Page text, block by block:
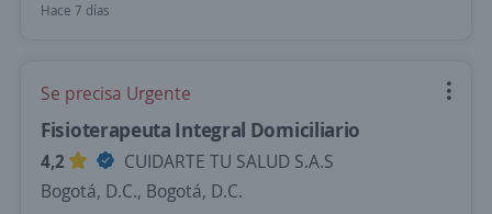
Hace 7 días
Se precisa Urgente
Fisioterapeuta Integral Domiciliario
4,2
CUIDARTE TU SALUD S.A.S
Bogotá, D.C., Bogotá, D.C.